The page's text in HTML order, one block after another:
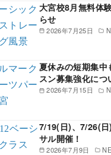
2026年7月25日
大宮校8月無料体
らせ
2026年7月15日
夏休みの短期集中
スン募集強化につ
2026年7月9日
7/19(日)、7/26(
サル開催！